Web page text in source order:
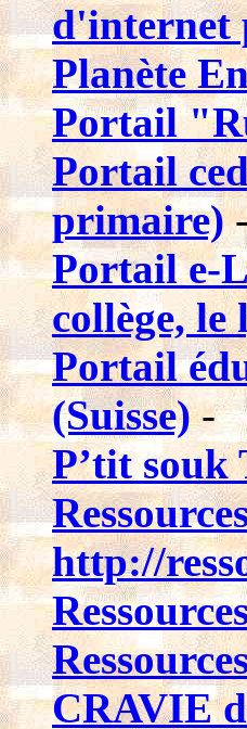
d'internet
Planète
Portail
Portail
primaire)
Portail e-
collège, le
Portail
(Suisse)-
P’tit souk
http://
CRAVIE